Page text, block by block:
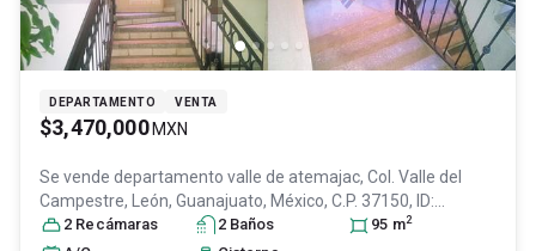
DEPARTAMENTO VENTA
$3,470,000 MXN
Se vende departamento valle de atemajac, Col. Valle del
Campestre,
León, Guanajuato, México, C.P. 37150, ID:
30185760
2 Recámaras 2 Baños 95 m2